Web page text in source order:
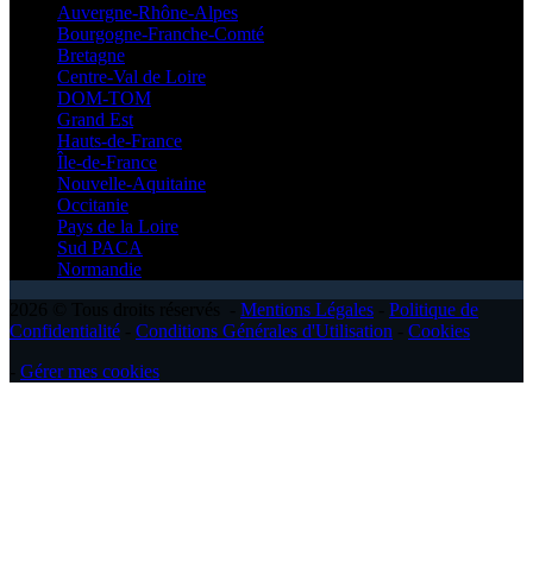
Auvergne-Rhône-Alpes
Bourgogne-Franche-Comté
Bretagne
Centre-Val de Loire
DOM-TOM
Grand Est
Hauts-de-France
Île-de-France
Nouvelle-Aquitaine
Occitanie
Pays de la Loire
Sud PACA
Normandie
Mentions Légales
Politique de
Confidentialité
Conditions Générales d'Utilisation
Cookies
Gérer mes cookies